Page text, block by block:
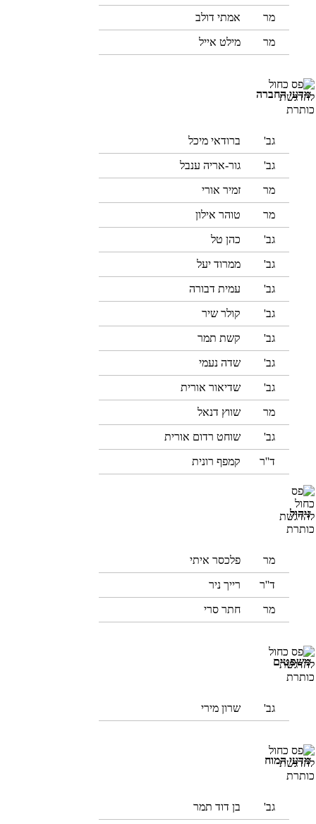
מר אמתי דולב
מר מילט אייל
מדעי החברה
גב' ברודאי מיכל
גב' גור-אריה ענבל
מר זמיר אורי
מר טוהר אילון
גב' כהן טל
גב' ממרוד יעל
גב' עמית דבורה
גב' קולר שיר
גב' קשת תמר
גב' שדה נעמי
גב' שדיאור אורית
מר שווץ דנאל
גב' שוחט רדום אורית
ד''ר קמפף רונית
ניהול
מר פלכסר איתי
ד''ר רייך ניר
מר חתר סרי
משפטים
גב' שרון מירי
מדעי המוח
גב' בן דוד תמר